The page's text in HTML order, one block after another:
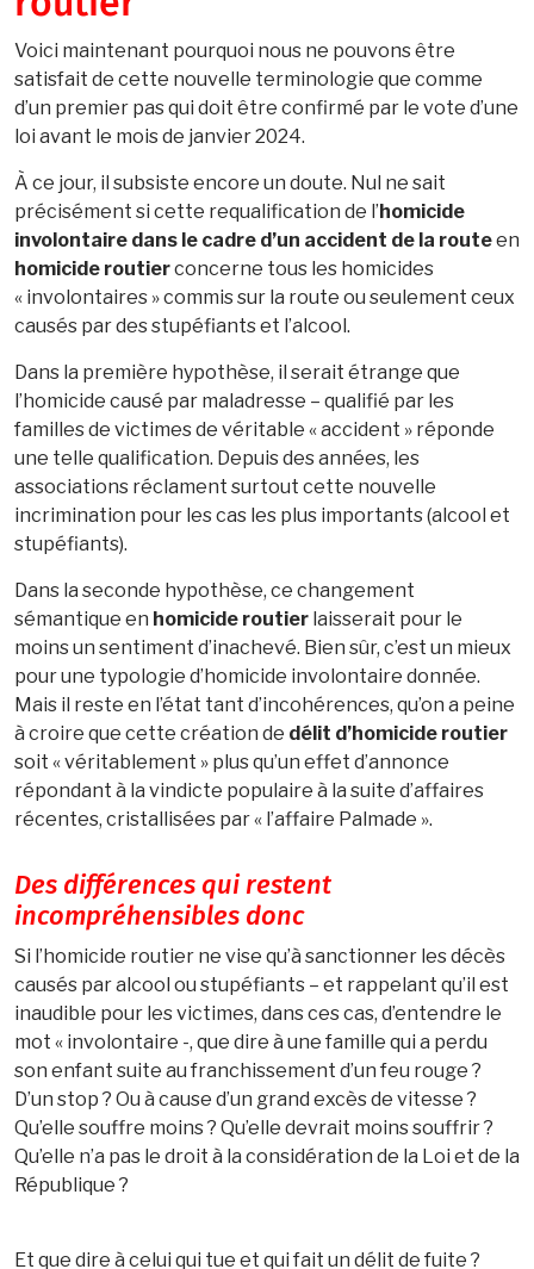
Voici maintenant pourquoi nous ne pouvons être
satisfait de cette nouvelle terminologie que comme
d’un premier pas qui doit être confirmé par le vote d’une
loi avant le mois de janvier 2024.
À ce jour, il subsiste encore un doute. Nul ne sait
précisément si cette requalification de l’ homicide
involontaire dans le cadre d’un accident de la routeen
homicide routierconcerne tous les homicides
« involontaires » commis sur la route ou seulement ceux
causés par des stupéfiants et l’alcool.
Dans la première hypothèse, il serait étrange que
l’homicide causé par maladresse – qualifié par les
familles de victimes de véritable « accident » réponde
une telle qualification. Depuis des années, les
associations réclament surtout cette nouvelle
incrimination pour les cas les plus importants (alcool et
stupéfiants).
Dans la seconde hypothèse, ce changement
sémantique en homicide routier laisserait pour le
moins un sentiment d’inachevé. Bien sûr, c’est un mieux
pour une typologie d’homicide involontaire donnée.
Mais il reste en l’état tant d’incohérences, qu’on a peine
à croire que cette création de délit d’homicide routier
soit « véritablement » plus qu’un effet d’annonce
répondant à la vindicte populaire à la suite d’affaires
récentes, cristallisées par « l’affaire Palmade ».
Des différences qui restent
incompréhensibles donc
Si l’homicide routier ne vise qu’à sanctionner les décès
causés par alcool ou stupéfiants – et rappelant qu’il est
inaudible pour les victimes, dans ces cas, d’entendre le
mot « involontaire -, que dire à une famille qui a perdu
son enfant suite au franchissement d’un feu rouge ?
D’un stop ? Ou à cause d’un grand excès de vitesse ?
Qu’elle souffre moins ? Qu’elle devrait moins souffrir ?
Qu’elle n’a pas le droit à la considération de la Loi et de la
République ?
Et que dire à celui qui tue et qui fait un délit de fuite ?